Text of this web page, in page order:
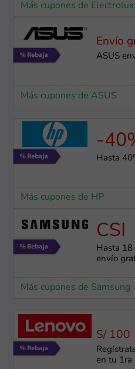
Más cupones de Electrolux
Envío
ASUS
Más cupones de ASUS
-
Hasta
Más cupones de HP
CSI
Hasta 18
envío
Más cupones de Samsung
S/ 100
en tu 1ra